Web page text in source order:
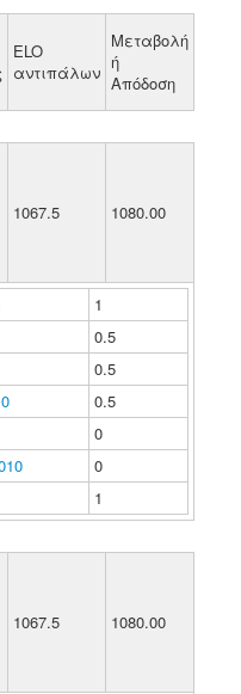
ELO
αντιπάλων
Μεταβολή
ή
Απόδοση
1067.5 1080.00
1
0.5
0.5
0.5
0
0
1
1067.5 1080.00